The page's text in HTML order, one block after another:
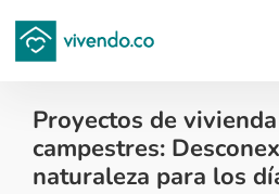
Proyectos de
campestres:
naturaleza para los